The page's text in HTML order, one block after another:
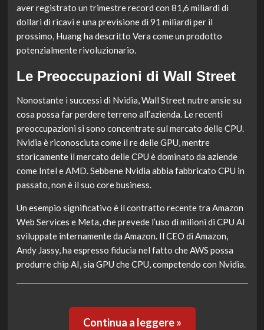
aver registrato un trimestre record con 81,6 miliardi di
dollari di ricavi e una previsione di 91 miliardi per il
prossimo, Huang ha descritto Vera come un prodotto
potenzialmente rivoluzionario.
Le Preoccupazioni di Wall Street
Nonostante i successi di Nvidia, Wall Street nutre ansie su
cosa possa far perdere terreno all’azienda. Le recenti
preoccupazioni si sono concentrate sul mercato delle CPU.
Nvidia è riconosciuta come il re delle GPU, mentre
storicamente il mercato delle CPU è dominato da aziende
come Intel e AMD. Sebbene Nvidia abbia fabbricato CPU in
passato, non è il suo core business.
Un esempio significativo è il contratto recente tra Amazon
Web Services e Meta, che prevede l’uso di milioni di CPU AI
sviluppate internamente da Amazon. Il CEO di Amazon,
Andy Jassy, ha espresso fiducia nel fatto che AWS possa
produrre chip AI, sia GPU che CPU, competendo con Nvidia.
Continua a leggere »